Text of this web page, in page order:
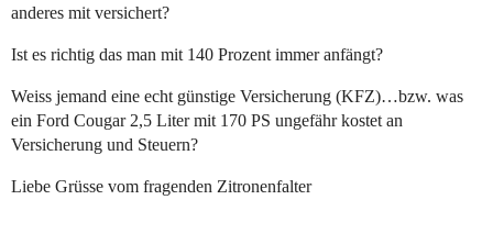
anderes mit versichert?
Ist es richtig das man mit 140 Prozent immer anfängt?
Weiss jemand eine echt günstige Versicherung (KFZ)…bzw. was
ein Ford Cougar 2,5 Liter mit 170 PS ungefähr kostet an
Versicherung und Steuern?
Liebe Grüsse vom fragenden Zitronenfalter